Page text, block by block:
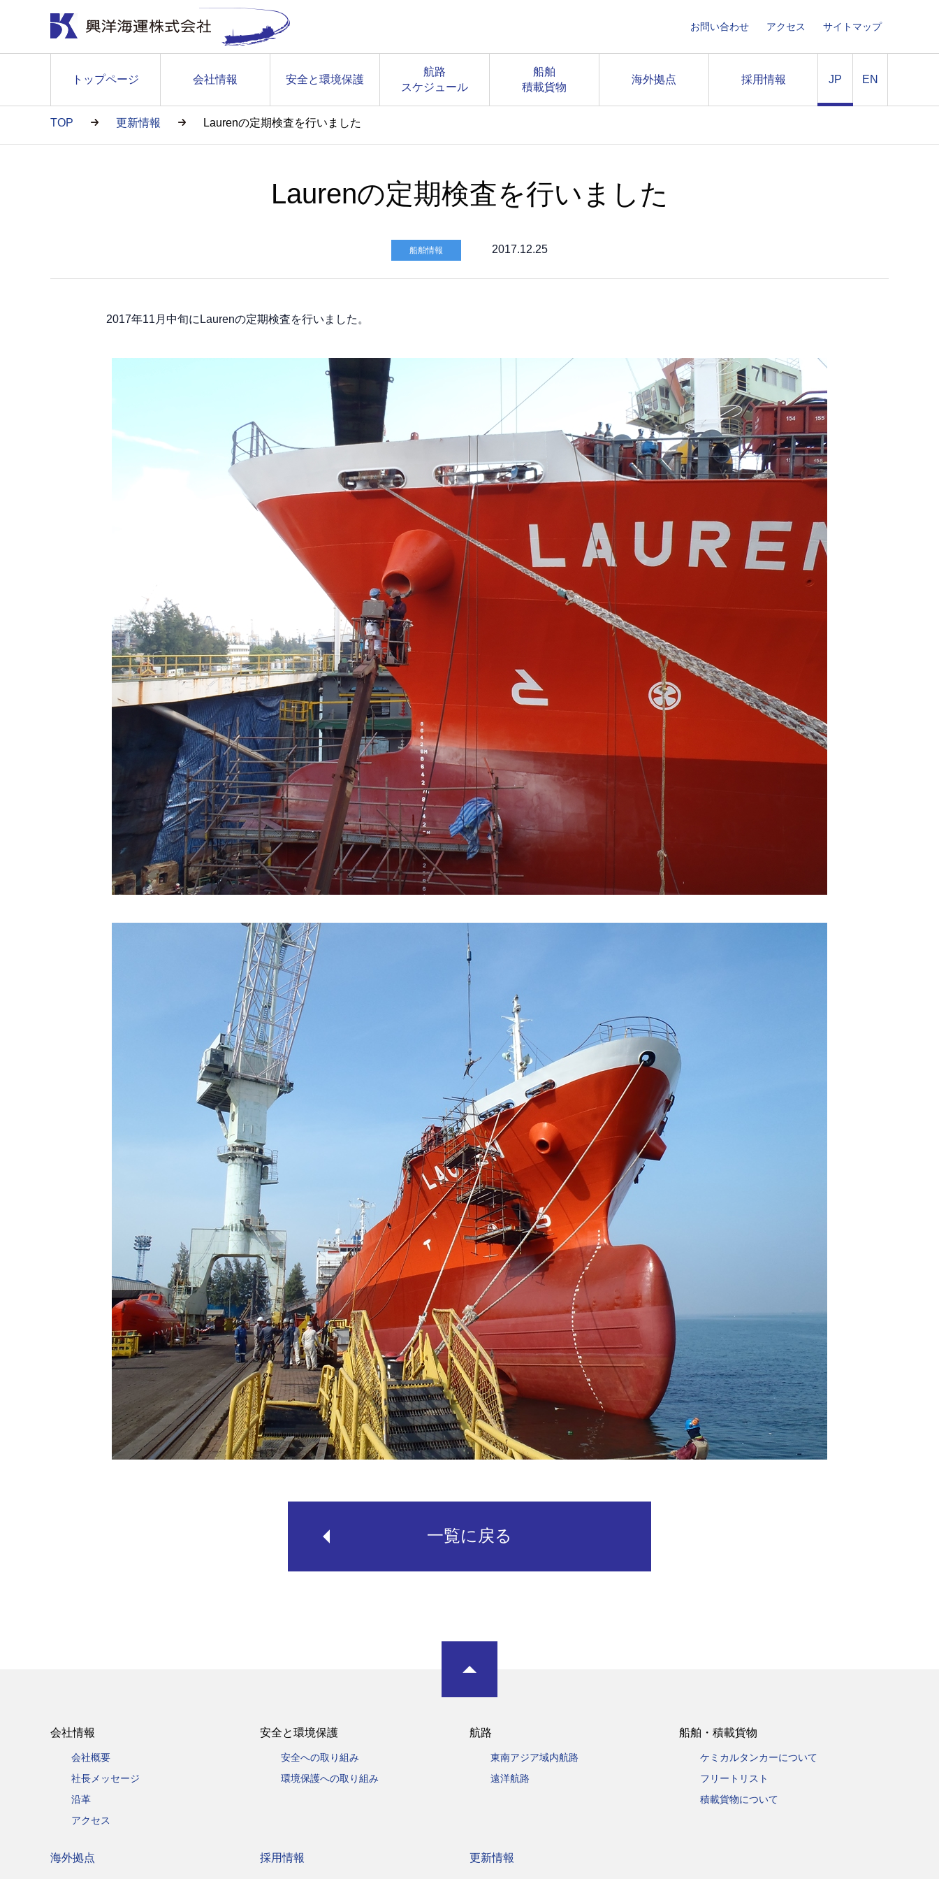
サイトマップ
アクセス
お問い合わせ
トップページ 会社情報 安全と環境保護
航路
スケジュール
船舶
積載貨物
海外拠点 採用情報 JP EN
TOP 更新情報 Laurenの定期検査を行いました
Laurenの定期検査を行いました
船舶情報 2017.12.25
2017年11月中旬にLaurenの定期検査を行いました。
一覧に戻る
会社情報
会社概要
社長メッセージ
沿革
アクセス
安全と環境保護
安全への取り組み
環境保護への取り組み
航路
東南アジア域内航路
遠洋航路
船舶・積載貨物
ケミカルタンカーについて
フリートリスト
積載貨物について
海外拠点 採用情報 更新情報